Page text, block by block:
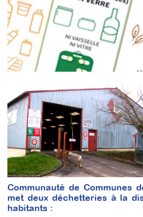
Communauté de Communes
met deux déchetteries à la
habitants :